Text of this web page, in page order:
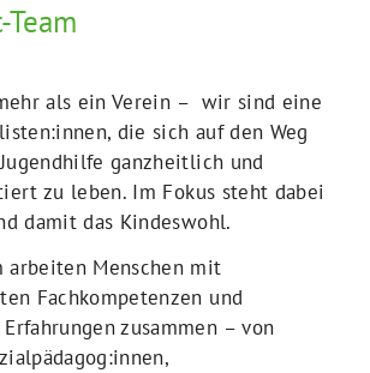
als ein Verein – wir sind eine
die sich auf den Weg
ganzheitlich und
zu leben. Im Fokus steht dabei
damit das Kindeswohl.
arbeiten Menschen mit
Fachkompetenzen und
zusammen – von